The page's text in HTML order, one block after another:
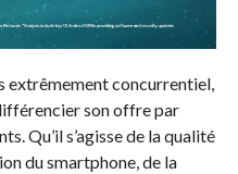
extrêmement concurrentiel,
son offre par
Qu’il s’agisse de la qualité
du smartphone, de la